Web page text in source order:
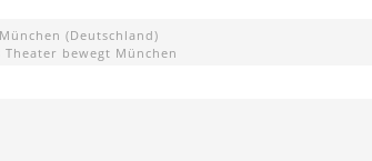
München (Deutschland)
Theater bewegt München